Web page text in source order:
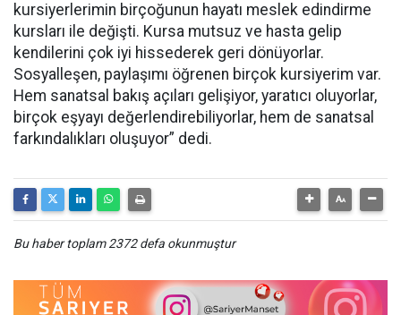
kursiyerlerimin birçoğunun hayatı meslek edindirme
kursları ile değişti. Kursa mutsuz ve hasta gelip
kendilerini çok iyi hissederek geri dönüyorlar.
Sosyalleşen, paylaşımı öğrenen birçok kursiyerim var.
Hem sanatsal bakış açıları gelişiyor, yaratıcı oluyorlar,
birçok eşyayı değerlendirebiliyorlar, hem de sanatsal
farkındalıkları oluşuyor” dedi.
Bu haber toplam 2372 defa okunmuştur